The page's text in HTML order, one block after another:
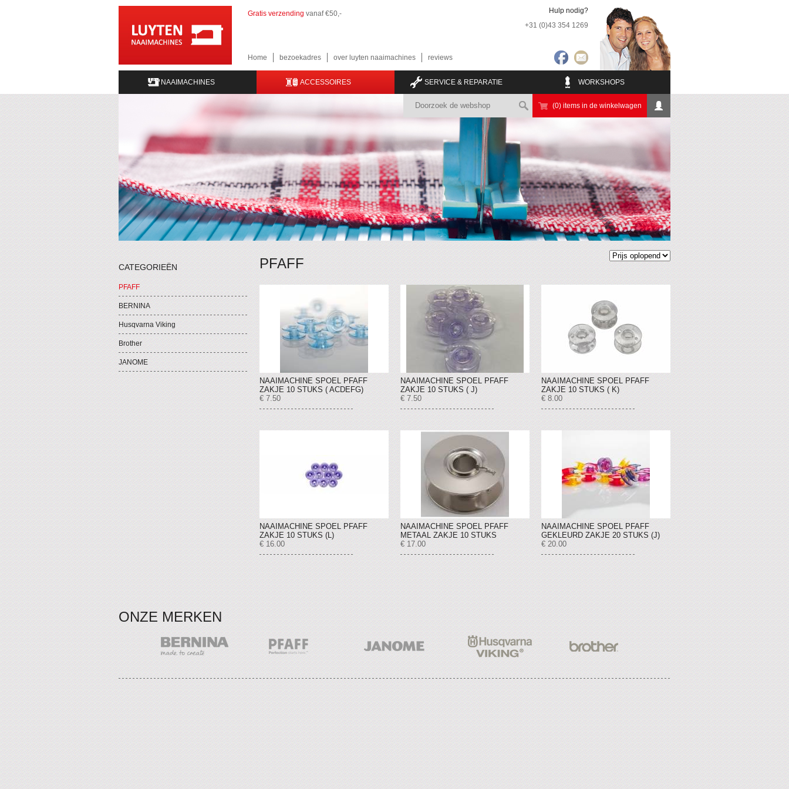
Gratis verzending vanaf €50,-
Home bezoekadres over luyten naaimachines reviews
Hulp nodig?
+31 (0)43 354 1269
NAAIMACHINES ACCESSOIRES SERVICE & REPARATIE WORKSHOPS
(0) items in de winkelwagen
CATEGORIEËN
PFAFF
BERNINA
Husqvarna Viking
Brother
JANOME
PFAFF
NAAIMACHINE SPOEL PFAFF
ZAKJE 10 STUKS ( ACDEFG)
€ 7.50
NAAIMACHINE SPOEL PFAFF
ZAKJE 10 STUKS ( J)
€ 7.50
NAAIMACHINE SPOEL PFAFF
ZAKJE 10 STUKS ( K)
€ 8.00
NAAIMACHINE SPOEL PFAFF
ZAKJE 10 STUKS (L)
€ 16.00
NAAIMACHINE SPOEL PFAFF
METAAL ZAKJE 10 STUKS
€ 17.00
NAAIMACHINE SPOEL PFAFF
GEKLEURD ZAKJE 20 STUKS (J)
€ 20.00
ONZE MERKEN